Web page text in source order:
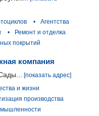
•
Агентства
•
Ремонт и отделка
покрытий
компания
[показать адрес]
и жизни
производства